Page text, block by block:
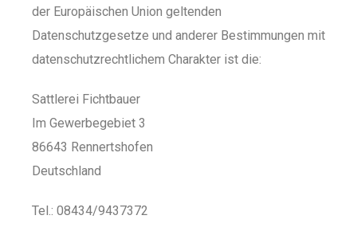
der Europäischen Union geltenden
Datenschutzgesetze und anderer Bestimmungen mit
datenschutzrechtlichem Charakter ist die:
Sattlerei Fichtbauer
Im Gewerbegebiet 3
86643 Rennertshofen
Deutschland
Tel.: 08434/9437372